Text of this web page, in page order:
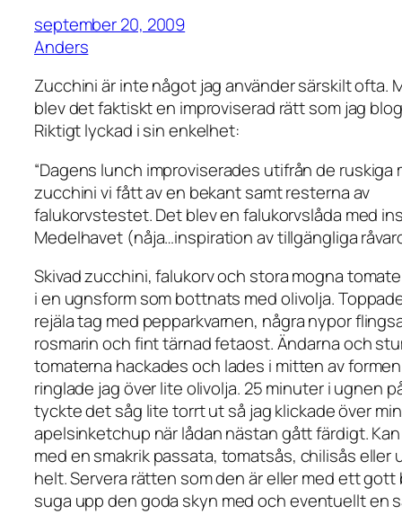
september 20, 2009
Anders
Zucchini är inte något jag använder särskilt ofta.
blev det faktiskt en improviserad rätt som jag
Riktigt lyckad i sin enkelhet:
“Dagens lunch improviserades utifrån de ruskiga
zucchini vi fått av en bekant samt resterna av
falukorvstestet. Det blev en falukorvslåda med
Medelhavet (nåja…inspiration av tillgängliga
Skivad zucchini, falukorv och stora mogna
i en ugnsform som bottnats med olivolja.
rejäla tag med pepparkvarnen, några nypor
rosmarin och fint tärnad fetaost. Ändarna och
tomaterna hackades och lades i mitten av
ringlade jag över lite olivolja. 25 minuter i ugnen
tyckte det såg lite torrt ut så jag klickade över min
apelsinketchup när lådan nästan gått färdigt.
med en smakrik passata, tomatsås, chilisås eller
helt. Servera rätten som den är eller med ett
suga upp den goda skyn med och eventuellt en